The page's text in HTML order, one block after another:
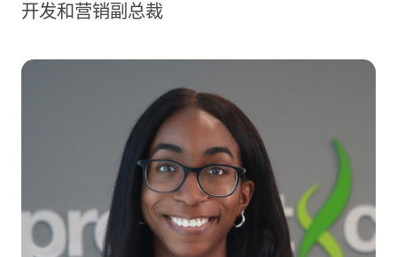
开发和营销副总裁
路易莎·奥本瓦